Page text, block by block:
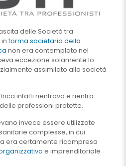
delle Società tra
informa societaria della
non era contemplato nel
eccezione solamente lo
assimilato alla società
infatti rientrava e rientra
professioni protette.
invece essere utilizzate
complesse, in cui
era certamente ricompresa
e imprenditoriale